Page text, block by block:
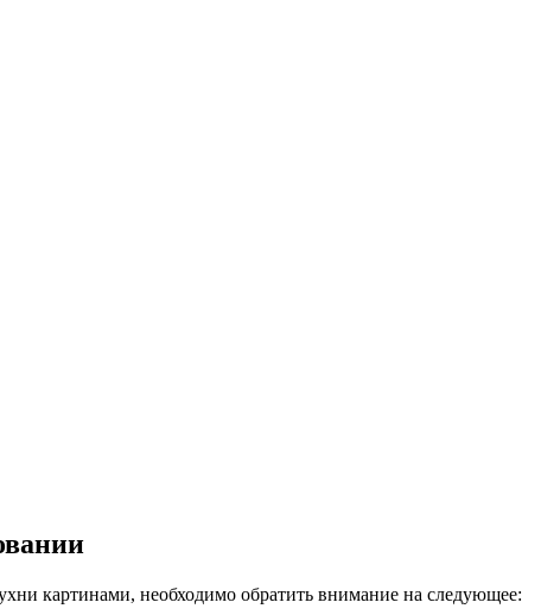
картинами, необходимо обратить внимание на следующее: